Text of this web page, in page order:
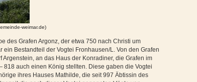
weimar.de)
des Grafen Argonz, der etwa 750 nach Christi um
Bestandteil der Vogtei Fronhausen/L. Von den Grafen
an das Haus der Konradiner, die Grafen im
auch einen König stellten. Diese gaben die Vogtei
ihres Hauses Mathilde, die seit 997 Äbtissin des